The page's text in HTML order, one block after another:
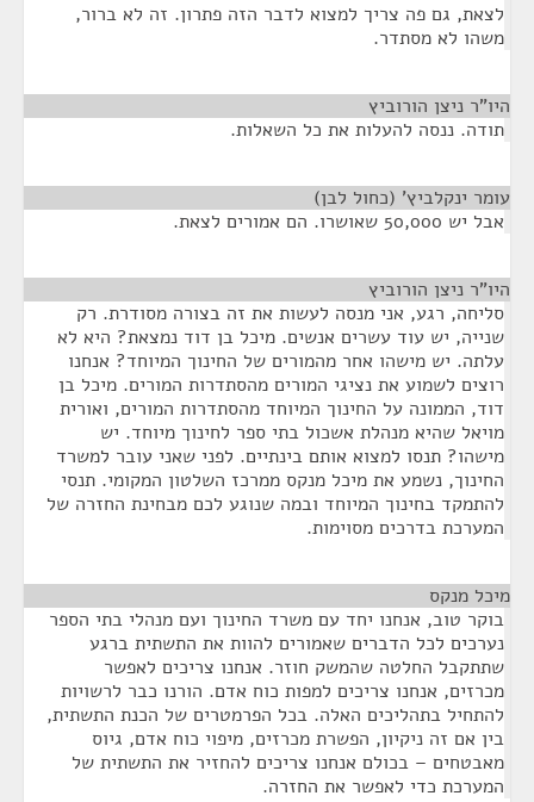
לצאת, גם פה צריך למצוא לדבר הזה פתרון. זה לא ברור,
משהו לא מסתדר.
היו"ר ניצן הורוביץ
תודה. ננסה להעלות את כל השאלות.
עומר ינקלביץ' (כחול לבן)
אבל יש 50,000 שאושרו. הם אמורים לצאת.
היו"ר ניצן הורוביץ
סליחה, רגע, אני מנסה לעשות את זה בצורה מסודרת. רק
שנייה, יש עוד עשרים אנשים. מיכל בן דוד נמצאת? היא לא
עלתה. יש מישהו אחר מהמורים של החינוך המיוחד? אנחנו
רוצים לשמוע את נציגי המורים מהסתדרות המורים. מיכל בן
דוד, הממונה על החינוך המיוחד מהסתדרות המורים, ואורית
מויאל שהיא מנהלת אשכול בתי ספר לחינוך מיוחד. יש
מישהו? תנסו למצוא אותם בינתיים. לפני שאני עובר למשרד
החינוך, נשמע את מיכל מנקס ממרכז השלטון המקומי. תנסי
להתמקד בחינוך המיוחד ובמה שנוגע לכם מבחינת החזרה של
המערכת בדרכים מסוימות.
מיכל מנקס
בוקר טוב, אנחנו יחד עם משרד החינוך ועם מנהלי בתי הספר
נערכים לכל הדברים שאמורים להוות את התשתית ברגע
שתתקבל החלטה שהמשק חוזר. אנחנו צריכים לאפשר
מכרזים, אנחנו צריכים למפות כוח אדם. הורנו כבר לרשויות
להתחיל בתהליכים האלה. בכל הפרמטרים של הכנת התשתית,
בין אם זה ניקיון, הפשרת מכרזים, מיפוי כוח אדם, גיוס
מאבטחים – בכולם אנחנו צריכים להחזיר את התשתית של
המערכת כדי לאפשר את החזרה.